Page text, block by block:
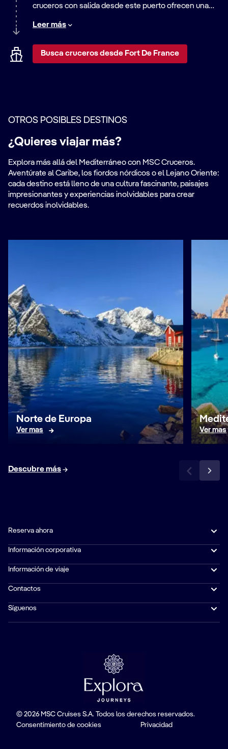
cruceros con salida desde este puerto ofrecen una
escapadas a la playa hasta emocionantes aventuras
Leer más
Busca cruceros desde Fort De France
OTROS POSIBLES DESTINOS
¿Quieres viajar más?
Explora más allá del Mediterráneo con MSC Cruceros.
Aventúrate al Caribe, los fiordos nórdicos o el Lejano Oriente:
cada destino está lleno de una cultura fascinante, paisajes
impresionantes y experiencias inolvidables para crear
recuerdos inolvidables.
Norte de Europa
Ver mas Ver mas
Descubre más
Reserva ahora
Información corporativa
Información de viaje
Contactos
Síguenos
© 2026 MSC Cruises S.A. Todos los derechos reservados.
Consentimiento de cookies
Privacidad